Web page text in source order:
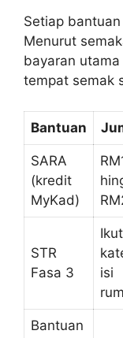
Setiap
Menurut
bayaran
tempat semak
Bantuan
SARA
(kredit
MyKad)
STR
Fasa 3
Ikut
isi
Bantuan